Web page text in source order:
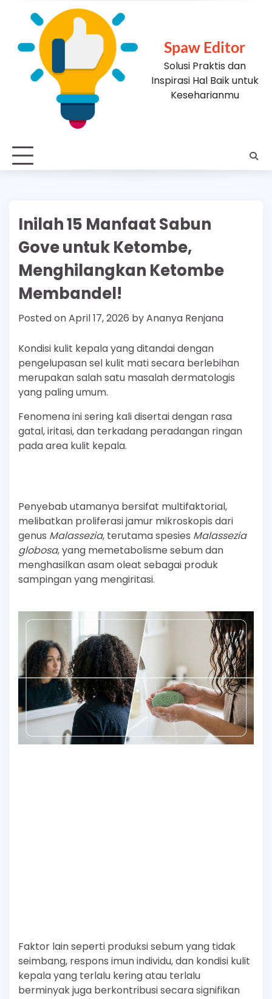
Spaw Editor
Solusi Praktis dan
Inspirasi Hal Baik untuk
Keseharianmu
Inilah 15 Manfaat Sabun
Gove untuk Ketombe,
Menghilangkan Ketombe
Membandel!
Posted onApril 17, 2026 byAnanya Renjana
Kondisi kulit kepala yang ditandai dengan
pengelupasan sel kulit mati secara berlebihan
merupakan salah satu masalah dermatologis
yang paling umum.
Fenomena ini sering kali disertai dengan rasa
gatal, iritasi, dan terkadang peradangan ringan
pada area kulit kepala.
Penyebab utamanya bersifat multifaktorial,
melibatkan proliferasi jamur mikroskopis dari
genus Malassezia, terutama spesies Malassezia
globosa, yang memetabolisme sebum dan
menghasilkan asam oleat sebagai produk
sampingan yang mengiritasi.
Faktor lain seperti produksi sebum yang tidak
seimbang, respons imun individu, dan kondisi kulit
kepala yang terlalu kering atau terlalu
berminyak juga berkontribusi secara signifikan